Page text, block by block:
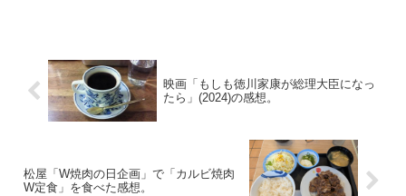
映画「もしも徳川家康が総理大臣になっ
たら」(2024)の感想。
松屋「W焼肉の日企画」で「カルビ焼肉
W定食」を食べた感想。